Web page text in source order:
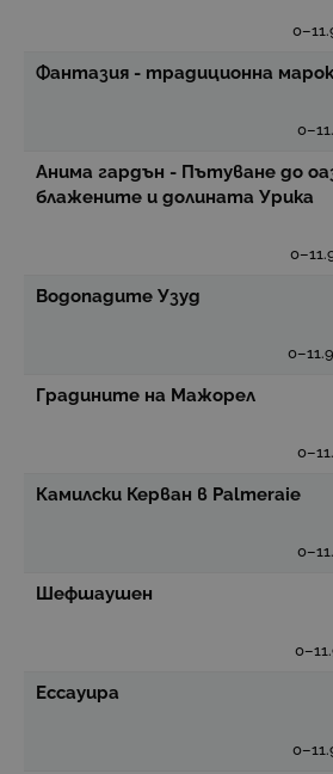
Фантазия - традиционна
Анима гардън - Пътуване до
блажените и долината Урика
Водопадите Узуд
Градините на Мажорел
Камилски Керван в Palmeraie
Шефшаушен
Ессауира